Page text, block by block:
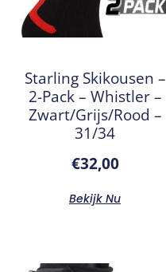
Starling Skikousen –
2-Pack – Whistler –
Zwart/Grijs/Rood –
31/34
€32,00
Bekijk Nu